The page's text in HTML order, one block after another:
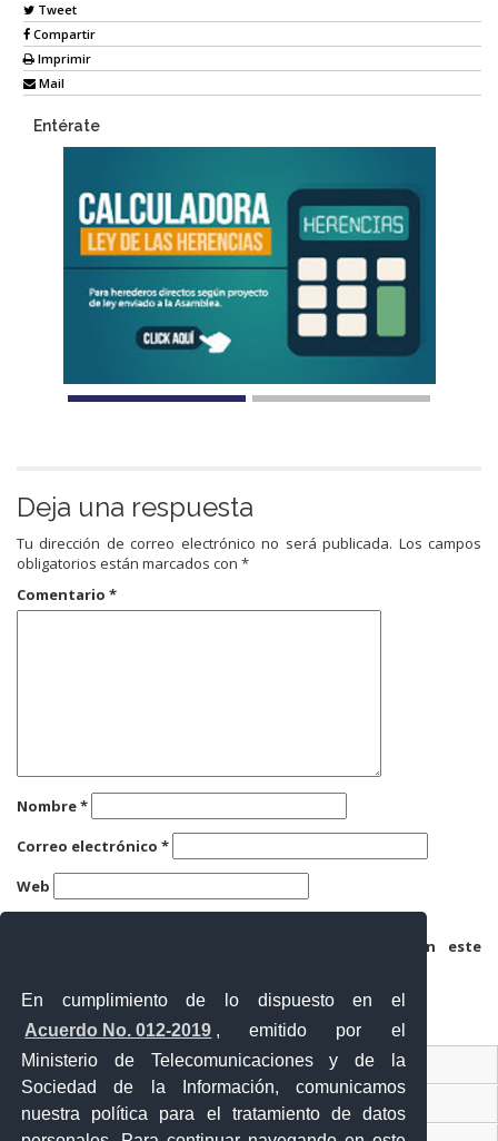
En cumplimiento de lo dispuesto en el
Acuerdo No. 012-2019 , emitido por el
Ministerio de Telecomunicaciones y de la
Sociedad de la Información, comunicamos
nuestra política para el tratamiento de datos
Tweet
Compartir
Imprimir
Mail
Entérate
Deja una respuesta
Tu dirección de correo electrónico no será publicada. Los campos
obligatorios están marcados con *
Comentario *
Nombre*
Correo electrónico *
Web
Guarda mi nombre, correo electrónico y web en este
Ventanilla Única Virtual
Ventanilla Única de Comercio Exterior